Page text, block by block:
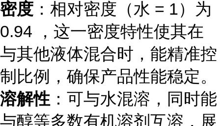
密度 ：相对密度（水 = 1）为
0.94 ，这一密度特性使其在
与其他液体混合时，能精准控
制比例，确保产品性能稳定。
溶解性 ：可与水混溶，同时能
与醇等多数有机溶剂互溶，展